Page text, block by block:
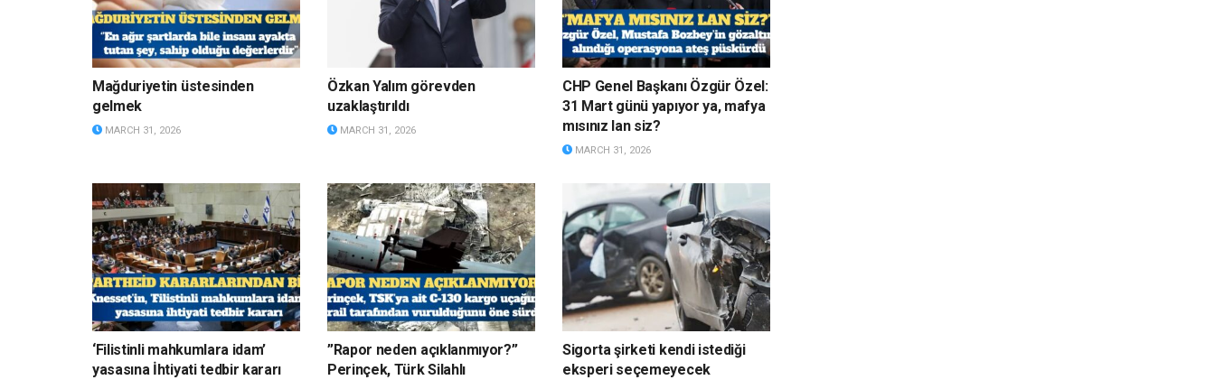
Mağduriyetin üstesinden
gelmek
MARCH 31, 2026
Özkan Yalım görevden
uzaklaştırıldı
MARCH 31, 2026
CHP Genel Başkanı Özgür Özel:
31 Mart günü yapıyor ya, mafya
mısınız lan siz?
MARCH 31, 2026
‘Filistinli mahkumlara idam’
yasasına İhtiyati tedbir kararı
”Rapor neden açıklanmıyor?”
Perinçek, Türk Silahlı
Sigorta şirketi kendi istediği
eksperi seçemeyecek